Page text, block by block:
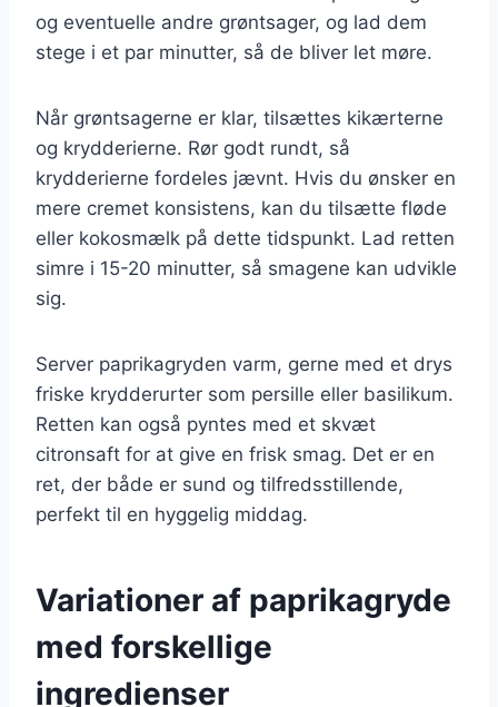
og eventuelle andre grøntsager, og lad dem
stege i et par minutter, så de bliver let møre.
Når grøntsagerne er klar, tilsættes kikærterne
og krydderierne. Rør godt rundt, så
krydderierne fordeles jævnt. Hvis du ønsker en
mere cremet konsistens, kan du tilsætte fløde
eller kokosmælk på dette tidspunkt. Lad retten
simre i 15-20 minutter, så smagene kan udvikle
sig.
Server paprikagryden varm, gerne med et drys
friske krydderurter som persille eller basilikum.
Retten kan også pyntes med et skvæt
citronsaft for at give en frisk smag. Det er en
ret, der både er sund og tilfredsstillende,
perfekt til en hyggelig middag.
Variationer af paprikagryde
med forskellige
ingredienser